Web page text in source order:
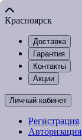
Красноярск
Доставка
Гарантия
Контакты
Акции
Личный кабинет
Регистрация
Авторизация